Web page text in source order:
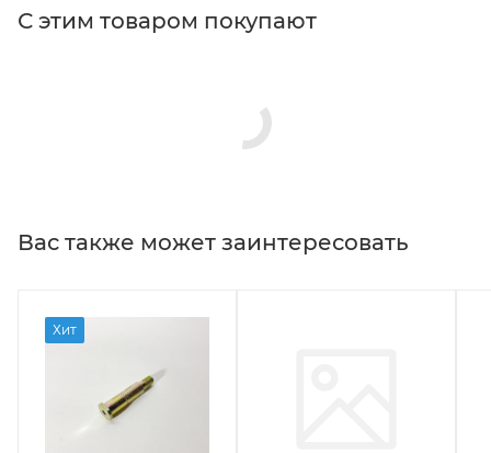
С этим товаром покупают
Вас также может заинтересовать
Хит